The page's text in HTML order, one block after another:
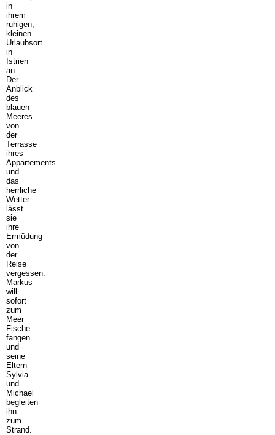
in
ihrem
ruhigen,
kleinen
Urlaubsort
in
Istrien
an.
Der
Anblick
des
blauen
Meeres
von
der
Terrasse
ihres
Appartements
und
das
herrliche
Wetter
lässt
sie
ihre
Ermüdung
von
der
Reise
vergessen.
Markus
will
sofort
zum
Meer
Fische
fangen
und
seine
Eltern
Sylvia
und
Michael
begleiten
ihn
zum
Strand.